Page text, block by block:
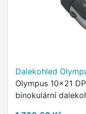
Dalekohled
Olympus 10x21
binokulární